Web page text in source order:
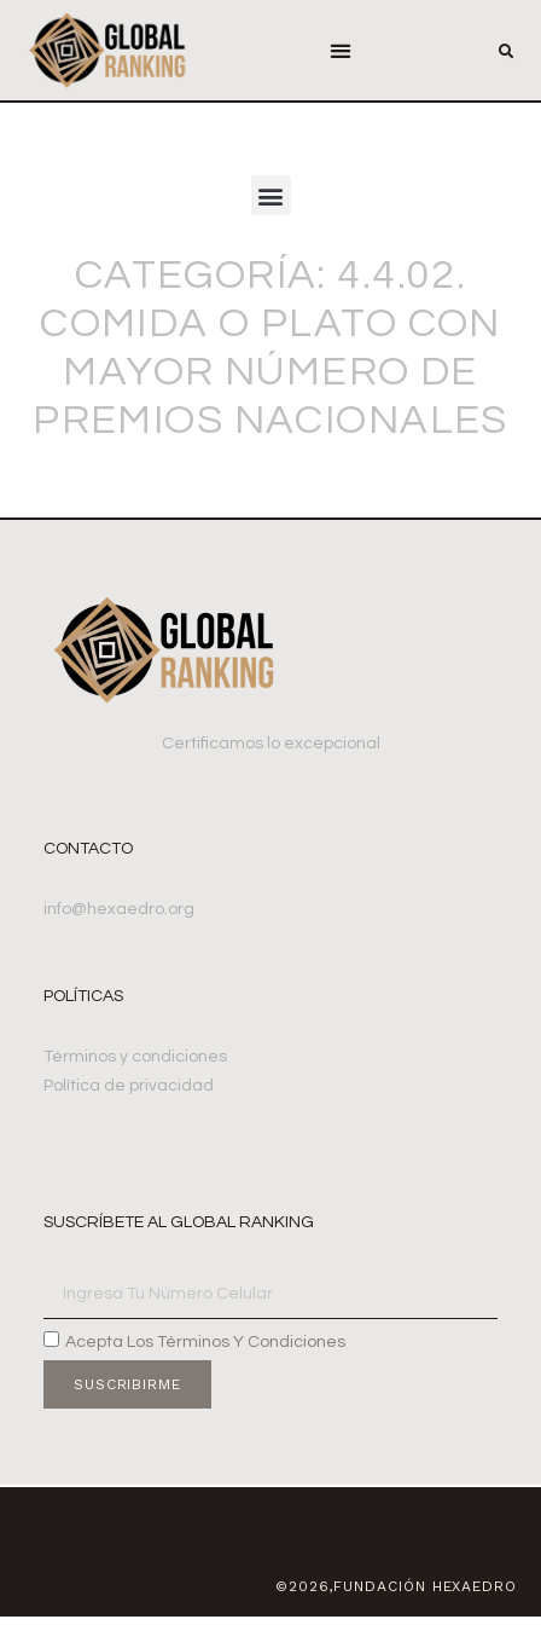
CATEGORÍA: 4.4.02.
COMIDA O PLATO CON
MAYOR NÚMERO DE
PREMIOS NACIONALES
Certificamos lo excepcional
CONTACTO
info@hexaedro.org
POLÍTICAS
Términos y condiciones
Política de privacidad
SUSCRÍBETE AL GLOBAL RANKING
Acepta Los Términos Y Condiciones
SUSCRIBIRME
©2026,FUNDACIÓN HEXAEDRO